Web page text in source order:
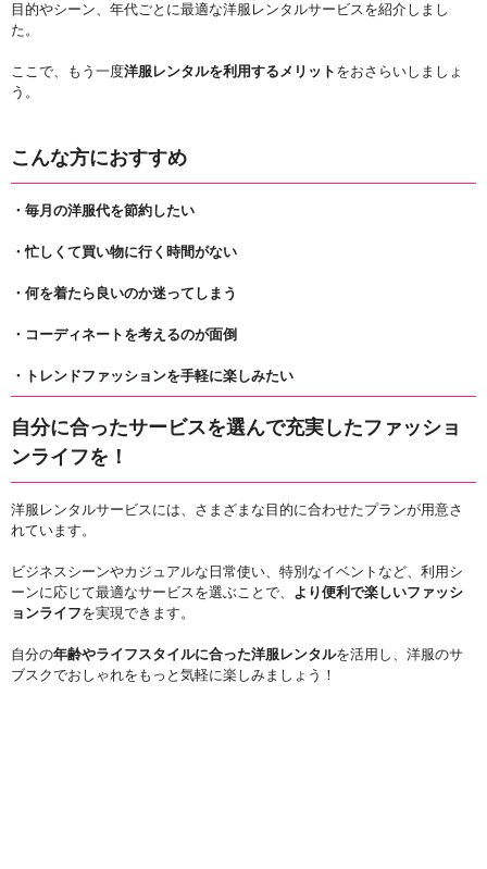
目的やシーン、年代ごとに最適な洋服レンタルサービスを紹介しまし
た。
ここで、もう一度洋服レンタルを利用するメリット をおさらいしましょ
う。
こんな方におすすめ
・毎月の洋服代を節約したい
・忙しくて買い物に行く時間がない
・何を着たら良いのか迷ってしまう
・コーディネートを考えるのが面倒
・トレンドファッションを手軽に楽しみたい
自分に合ったサービスを選んで充実したファッショ
ンライフを！
洋服レンタルサービスには、さまざまな目的に合わせたプランが用意さ
れています。
ビジネスシーンやカジュアルな日常使い、特別なイベントなど、利用シ
ーンに応じて最適なサービスを選ぶことで、 より便利で楽しいファッシ
ョンライフを実現できます。
自分の年齢やライフスタイルに合った洋服レンタルを活用し、洋服のサ
ブスクでおしゃれをもっと気軽に楽しみましょう！